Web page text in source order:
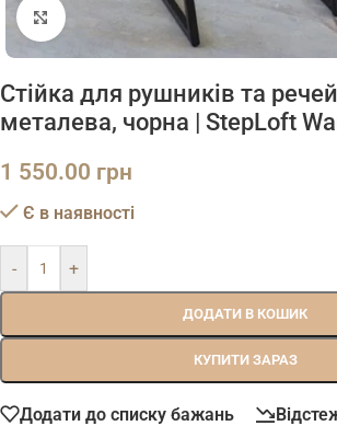
Натисніть, щоб збільшити
Стійка для рушників та
металева, чорна | StepLoft
1 550.00 грн
Є в наявності
- +
ДОДАТИ В КОШИК
КУПИТИ ЗАРАЗ
Додати до списку бажань